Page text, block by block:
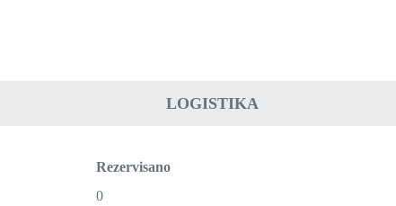
LOGISTIKA
Rezervisano
0